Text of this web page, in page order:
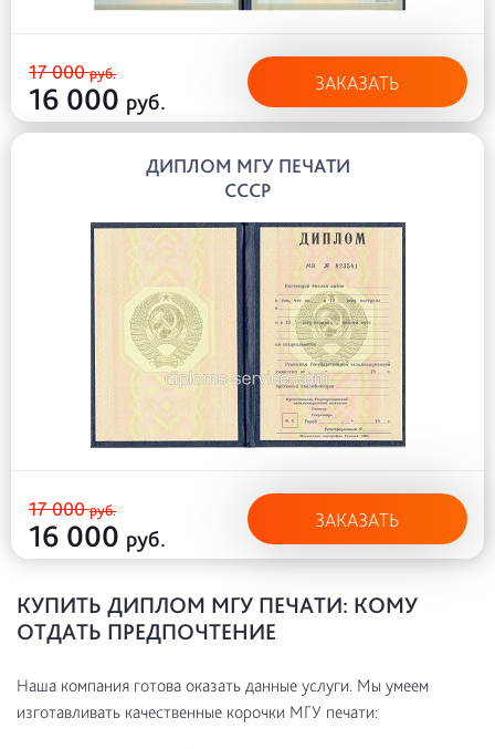
17 000руб.
16 000 руб.
ЗАКАЗАТЬ
ДИПЛОМ МГУ ПЕЧАТИ
СССР
17 000руб.
16 000 руб.
ЗАКАЗАТЬ
КУПИТЬ ДИПЛОМ МГУ ПЕЧАТИ: КОМУ
ОТДАТЬ ПРЕДПОЧТЕНИЕ
Наша компания готова оказать данные услуги. Мы умеем
изготавливать качественные корочки МГУ печати: